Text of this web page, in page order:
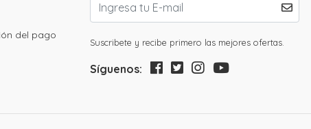
del pago
Suscribete y recibe primero las mejores ofertas.
Síguenos: